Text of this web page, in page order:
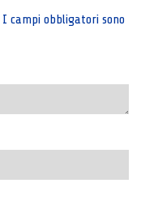
I campi obbligatori sono